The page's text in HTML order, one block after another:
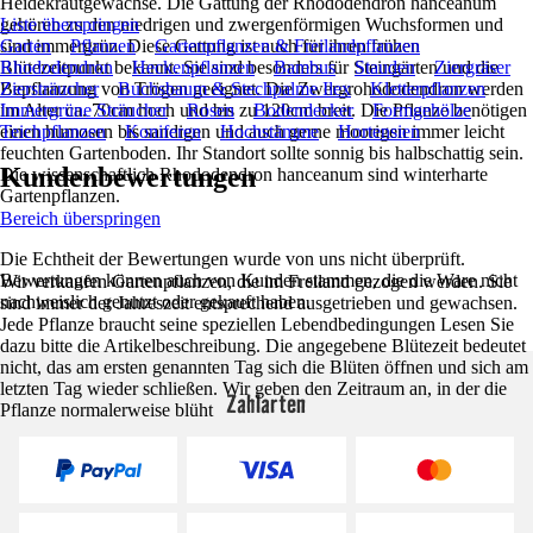
gehören zu den niedrigen und zwergenförmigen Wuchsformen und
sind immergrün. Diese Gattung ist auch für ihren frühen
Blütezeitpunkt bekannt. Sie sind besonders für Steingärten und die
Bepflanzung von Trögen geeignet. Die Zwergrohododendron werden
im Alter ca. 70cm hoch und bis zu 120cm breit. Die Pflanze benötigen
einen humosen bis sandigen und auch gerne moorigen immer leicht
feuchten Gartenboden. Ihr Standort sollte sonnig bis halbschattig sein.
Die wissenschaftlich Rhododendron hanceanum sind winterharte
Gartenpflanzen.
Wir verkaufen Gartenpflanzen, die im Freiland gezogen werden. Sie
sind immer der Jahreszeit entsprechend ausgetrieben und gewachsen.
Jede Pflanze braucht seine speziellen Lebendbedingungen Lesen Sie
dazu bitte die Artikelbeschreibung. Die angegebene Blütezeit bedeutet
nicht, das am ersten genannten Tag sich die Blüten öffnen und sich am
letzten Tag wieder schließen. Wir geben den Zeitraum an, in der die
Pflanze normalerweise blüht
Liste überspringen
Garten
Pflanzen
Gartenpflanzen & Freilandpflanzen
Rhododendron
Heckenpflanzen Bambus Stauden
Ziergräser
Ziersträucher
Buchsbaum & Stechpalme Ilex
Kletterpflanzen
Immergrüne Sträucher
Rosen Bodendecker
Formgehölze
Teichpflanzen
Koniferen Hochstämme Hortensien
Kundenbewertungen
Bereich überspringen
Die Echtheit der Bewertungen wurde von uns nicht überprüft.
Bewertungen können auch von Kunden stammen, die die Ware nicht
nachweislich genutzt oder gekauft haben.
Zahlarten